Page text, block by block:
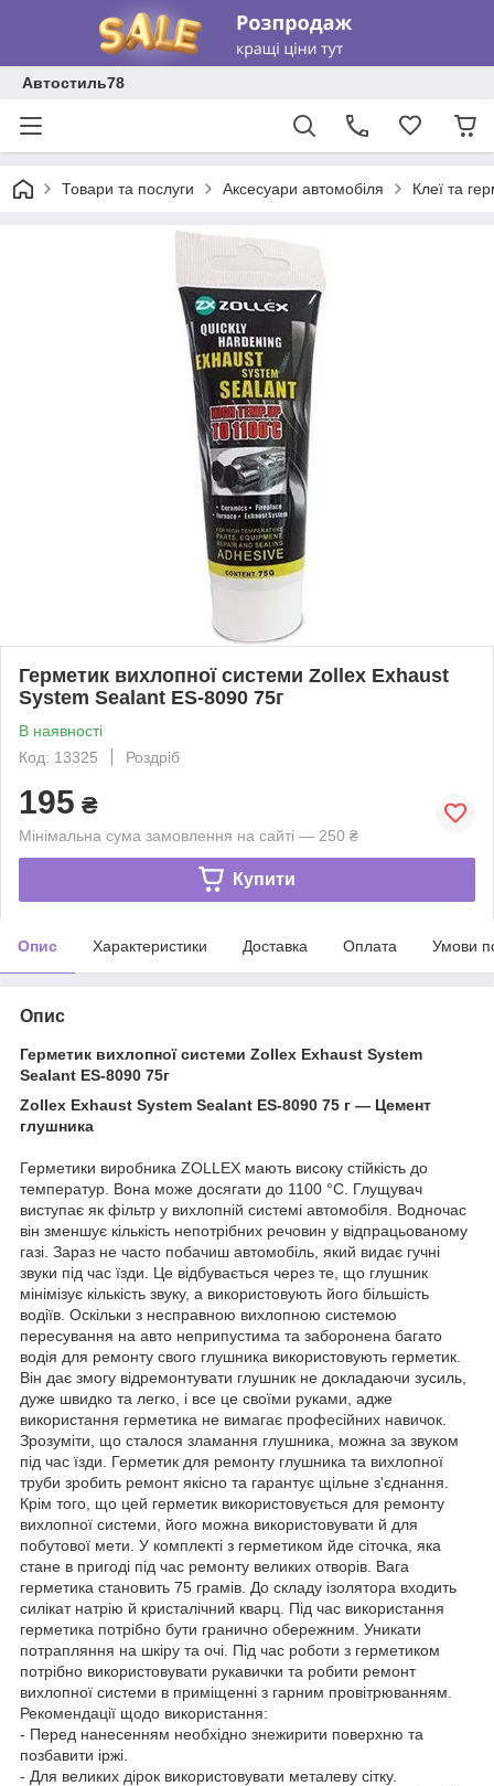
Автостиль78
Товари та послуги Аксесуари автомобіля Клеї та
Герметик вихлопної системи Zollex Exhaust
System Sealant ES-8090 75г
В наявності
Код: 13325
Роздріб
195 ₴
Мінімальна сума замовлення на сайті — 250 ₴
Купити
Опис Характеристики Доставка Оплата Умови
Опис
Герметик вихлопної системи Zollex Exhaust System
Sealant ES-8090 75г
Zollex Exhaust System Sealant ES-8090 75 г — Цемент
глушника
Герметики виробника ZOLLEX мають високу стійкість до
температур. Вона може досягати до 1100 °C. Глущувач
виступає як фільтр у вихлопній системі автомобіля. Водночас
він зменшує кількість непотрібних речовин у відпрацьованому
газі. Зараз не часто побачиш автомобіль, який видає гучні
звуки під час їзди. Це відбувається через те, що глушник
мінімізує кількість звуку, а використовують його більшість
водіїв. Оскільки з несправною вихлопною системою
пересування на авто неприпустима та заборонена багато
водія для ремонту свого глушника використовують герметик.
Він дає змогу відремонтувати глушник не докладаючи зусиль,
дуже швидко та легко, і все це своїми руками, адже
використання герметика не вимагає професійних навичок.
Зрозуміти, що сталося зламання глушника, можна за звуком
під час їзди. Герметик для ремонту глушника та вихлопної
труби зробить ремонт якісно та гарантує щільне з'єднання.
Крім того, що цей герметик використовується для ремонту
вихлопної системи, його можна використовувати й для
побутової мети. У комплекті з герметиком йде сіточка, яка
стане в пригоді під час ремонту великих отворів. Вага
герметика становить 75 грамів. До складу ізолятора входить
силікат натрію й кристалічний кварц. Під час використання
герметика потрібно бути гранично обережним. Уникати
потрапляння на шкіру та очі. Під час роботи з герметиком
потрібно використовувати рукавички та робити ремонт
вихлопної системи в приміщенні з гарним провітрюванням.
Рекомендації щодо використання:
- Перед нанесенням необхідно знежирити поверхню та
позбавити іржі.
- Для великих дірок використовувати металеву сітку.